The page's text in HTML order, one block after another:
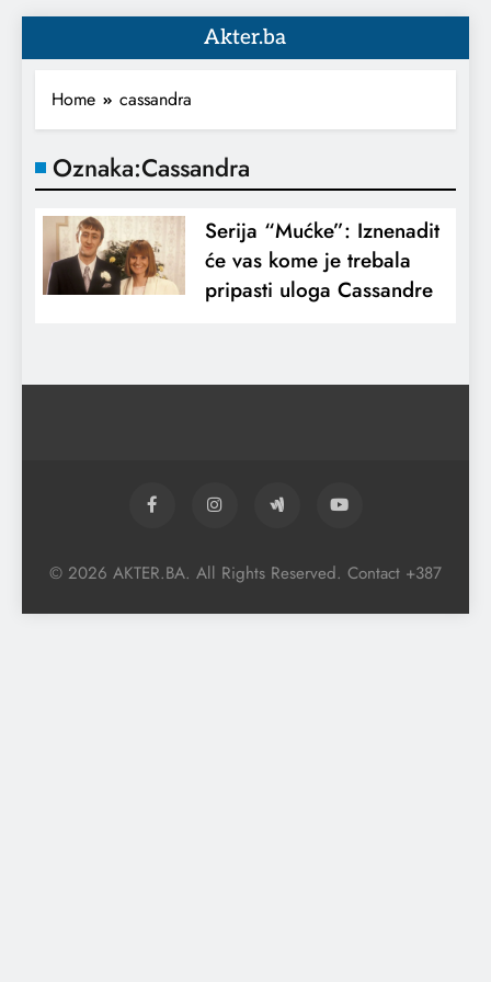
Akter.ba
Home cassandra
Oznaka:Cassandra
Serija “Mućke”: Iznenadit
će vas kome je trebala
pripasti uloga Cassandre
© 2026 AKTER.BA. All Rights Reserved. Contact +387